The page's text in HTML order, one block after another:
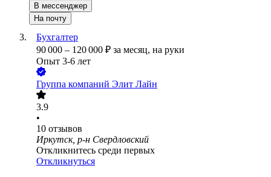
В мессенджер
На почту
Бухгалтер
90 000 – 120 000 ₽ за месяц, на руки
Опыт 3-6 лет
Группа компаний Элит Лайн
3.9
•
10 отзывов
Иркутск, р-н Свердловский
Откликнитесь среди первых
Откликнуться